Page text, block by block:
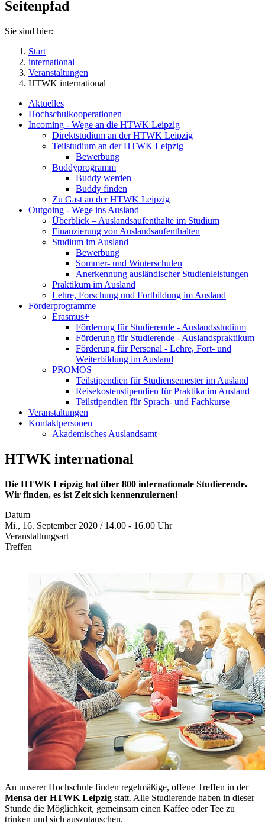
Seitenpfad
Sie sind hier:
Start
international
Veranstaltungen
HTWK international
Aktuelles
Hochschulkooperationen
Incoming - Wege an die HTWK Leipzig
Direktstudium an der HTWK Leipzig
Teilstudium an der HTWK Leipzig
Bewerbung
Buddyprogramm
Buddy werden
Buddy finden
Zu Gast an der HTWK Leipzig
Outgoing - Wege ins Ausland
Überblick – Auslandsaufenthalte im Studium
Finanzierung von Auslandsaufenthalten
Studium im Ausland
Bewerbung
Sommer- und Winterschulen
Anerkennung ausländischer Studienleistungen
Praktikum im Ausland
Lehre, Forschung und Fortbildung im Ausland
Förderprogramme
Erasmus+
Förderung für Studierende - Auslandsstudium
Förderung für Studierende - Auslandspraktikum
Förderung für Personal - Lehre, Fort- und
Weiterbildung im Ausland
PROMOS
Teilstipendien für Studiensemester im Ausland
Reisekostenstipendien für Praktika im Ausland
Teilstipendien für Sprach- und Fachkurse
Veranstaltungen
Kontaktpersonen
Akademisches Auslandsamt
HTWK international
Die HTWK Leipzig hat über 800 internationale Studierende.
Wir finden, es ist Zeit sich kennenzulernen!
Datum
Mi., 16. September 2020 / 14.00 - 16.00 Uhr
Veranstaltungsart
Treffen
An unserer Hochschule finden regelmäßige, offene Treffen in der
Mensa der HTWK Leipzig statt. Alle Studierende haben in dieser
Stunde die Möglichkeit, gemeinsam einen Kaffee oder Tee zu
trinken und sich auszutauschen.